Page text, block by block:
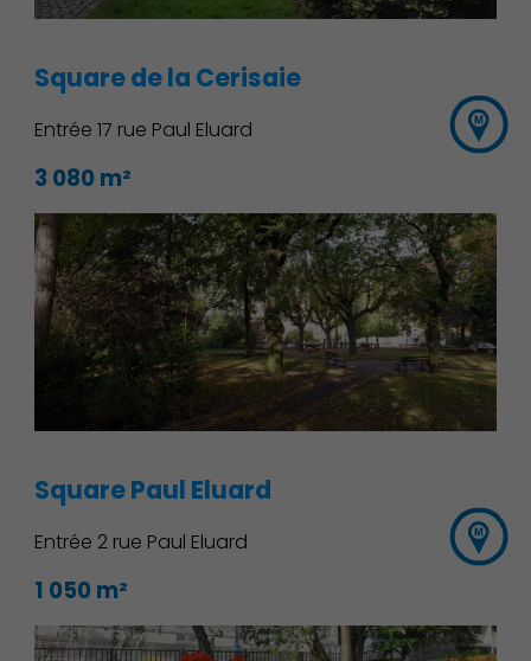
Famille
Square de la Cerisaie
Entrée 17 rue Paul Eluard
3 080 m²
Square Paul Eluard
Entrée 2 rue Paul Eluard
1 050 m²